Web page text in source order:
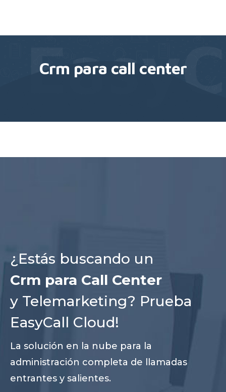
Crm para call center
¿Estás buscando un
Crm para Call Center
y Telemarketing? Prueba
EasyCall Cloud!
La solución en la nube para la
administración completa de llamadas
entrantes y salientes.